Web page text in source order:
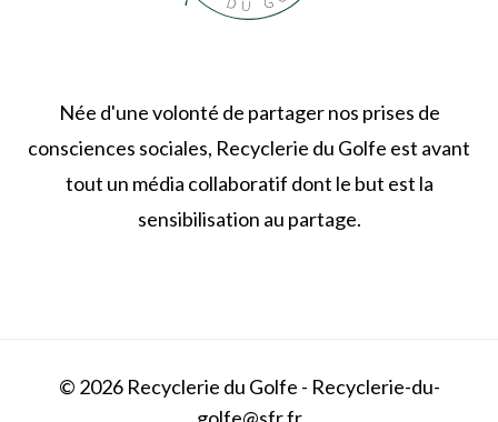
Née d'une volonté de partager nos prises de
consciences sociales, Recyclerie du Golfe est avant
tout un média collaboratif dont le but est la
sensibilisation au partage.
© 2026 Recyclerie du Golfe - Recyclerie-du-